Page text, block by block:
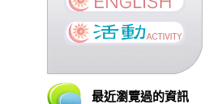
最近瀏覽過的資訊